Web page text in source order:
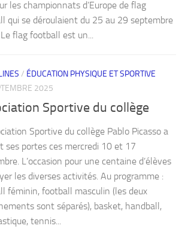
les championnats d’Europe de flag
qui se déroulaient du 25 au 29 septembre
flag football est un...
/ ÉDUCATION PHYSIQUE ET SPORTIVE
2025
Sportive du collège
Sportive du collège Pablo Picasso a
ses portes ces mercredi 10 et 17
L’occasion pour une centaine d’élèves
les diverses activités. Au programme :
féminin, football masculin (les deux
sont séparés), basket, handball,
tennis...